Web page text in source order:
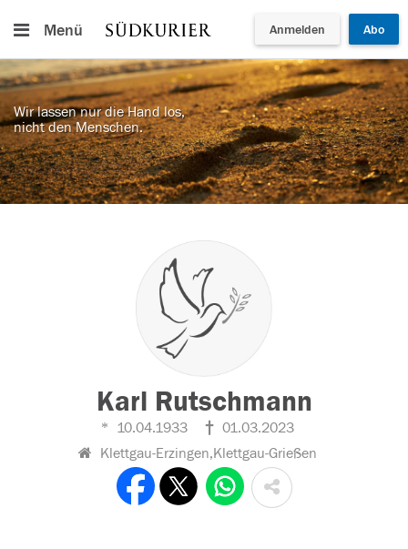
Menü Anmelden Abo
Wir lassen nur die Hand los,
nicht den Menschen.
Karl Rutschmann
10.04.1933
01.03.2023
Klettgau-Erzingen,Klettgau-Grießen